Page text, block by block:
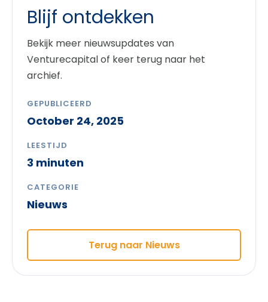
Blijf ontdekken
Bekijk meer nieuwsupdates van
Venturecapital of keer terug naar het
archief.
GEPUBLICEERD
October 24, 2025
LEESTIJD
3 minuten
CATEGORIE
Nieuws
Terug naar Nieuws